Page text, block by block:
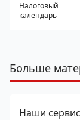
Налоговый
календарь
Больше
Наши